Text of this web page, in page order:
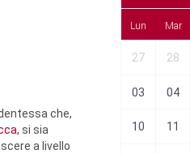
che,
, si sia
a livello
17
Lun Mar
27 28
03 04
10 11